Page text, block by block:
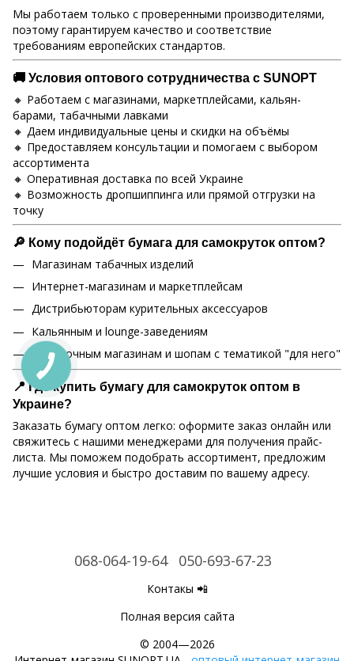
Мы работаем только с проверенными производителями,
поэтому гарантируем качество и соответствие
требованиям европейских стандартов.
🚚 Условия оптового сотрудничества с SUNOPT
🔸 Работаем с магазинами, маркетплейсами, кальян-
барами, табачными лавками
🔸 Даем индивидуальные цены и скидки на объёмы
🔸 Предоставляем консультации и помогаем с выбором
ассортимента
🔸 Оперативная доставка по всей Украине
🔸 Возможность дропшиппинга или прямой отгрузки на
точку
🔎 Кому подойдёт бумага для самокруток оптом?
Магазинам табачных изделий
Интернет-магазинам и маркетплейсам
Дистрибьюторам курительных аксессуаров
Кальянным и lounge-заведениям
Подарочным магазинам и шопам с тематикой "для него"
📍 Где купить бумагу для самокруток оптом в
Украине?
Заказать бумагу оптом легко: оформите заказ онлайн или
свяжитесь с нашими менеджерами для получения прайс-
листа. Мы поможем подобрать ассортимент, предложим
лучшие условия и быстро доставим по вашему адресу.
068-064-19-64 050-693-67-23
Контакы 📲
Полная версия сайта
© 2004—2026